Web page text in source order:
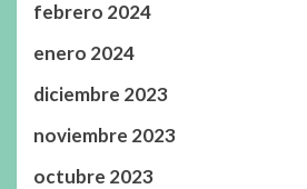
febrero 2024
enero 2024
diciembre 2023
noviembre 2023
octubre 2023